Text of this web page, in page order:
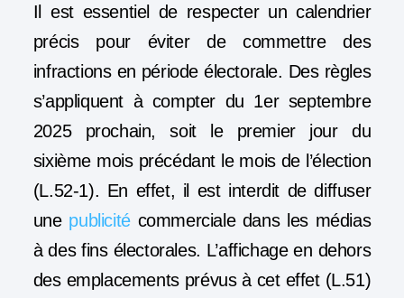
Il est essentiel de respecter un calendrier
précis pour éviter de commettre des
infractions en période électorale. Des règles
s’appliquent à compter du 1er septembre
2025 prochain, soit le premier jour du
sixième mois précédant le mois de l’élection
(L.52-1). En effet, il est interdit de diffuser
une publicitécommerciale dans les médias
à des fins électorales. L’affichage en dehors
des emplacements prévus à cet effet (L.51)